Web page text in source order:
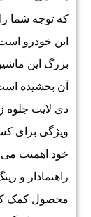
که توجه شما
این خودرو
بزرگ این
آن بخشیده
دی‌ لایت جلوه
ویژگی برای
خود اهمیت می‌
راهنمادار و
محصول کمک